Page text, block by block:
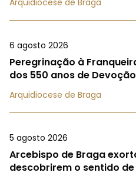
Arquidiocese de Braga
6 agosto 2026
Peregrinação à
dos 550 anos de
Arquidiocese de Braga
5 agosto 2026
Arcebispo de Braga
descobrirem o sentido